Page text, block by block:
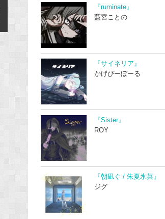
『ruminate』
藍宮ことの
『サイネリア』
かげぴーぼーる
『Sister』
ROY
『朝凪ぐ / 朱夏氷菓』
ジグ